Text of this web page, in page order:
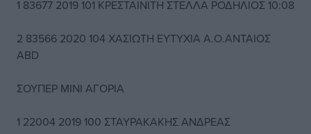
1 83677 2019 101 ΚΡΕΣΤΑΙΝΙΤΗ ΣΤΕΛΛΑ ΡΟΔΗΛΙΟΣ 10:08
2 83566 2020 104 ΧΑΣΙΩΤΗ ΕΥΤΥΧΙΑ Α.Ο.ΑΝΤΑΙΟΣ
ABD
ΣΟΥΠΕΡ ΜΙΝΙ ΑΓΟΡΙΑ
1 22004 2019 100 ΣΤΑΥΡΑΚΑΚΗΣ ΑΝΔΡΕΑΣ